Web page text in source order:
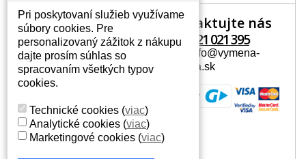
DISPLEJ PRE SVOJ NOTEBOOK?
Displej je možné dohľadať podľa modelu
notebooku, ktorý je uvedený na spodnej
strane notebooku na štítku alebo pod
batériou. Býva tiež znázornený na
rámčeku alebo pri klávesnici. V prípade,
že máte displej demontovaný, dohľadáte
to vďaka modelovému označeniu z
displeja, ktoré sa nachádza na štítku pri
EAN kóde.
Váš účet
Váš účet
Osobné informácie
Adresy
Kontaktujte nás
+421 221 021 395
Mail: info@vymena-
displeja.sk
Pri poskytovaní služieb využívame
súbory cookies. Pre
personalizovaný zážitok z nákupu
dajte prosím súhlas so
spracovaním všetkých typov
cookies.
Technické cookies (viac)
Analytické cookies (viac)
Marketingové cookies (viac)